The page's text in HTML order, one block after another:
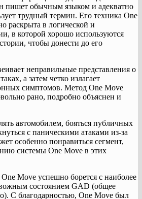
пишет обычным языком и адекватно
трудный термин. Его техника One
раскрыта в логической и
в которой хорошо используются
чтобы донести до его
неправильные представления о
а затем четко излагает
симптомов. Метод One Move
рано, подробно объяснен и
автомобилем, бояться публичных
с паническими атаками из-за
особенно понравиться сегмент,
системы One Move в этих
Move успешно борется с наиболее
состоянием GAD (общее
С благодарностью, One Move был